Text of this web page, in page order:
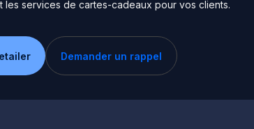
les services de cartes-cadeaux pour vos clients.
Demander un rappel